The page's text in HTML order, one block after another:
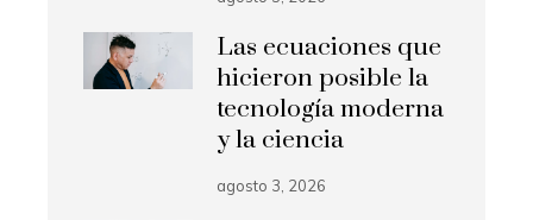
Las ecuaciones que
hicieron posible la
tecnología moderna
y la ciencia
agosto 3, 2026